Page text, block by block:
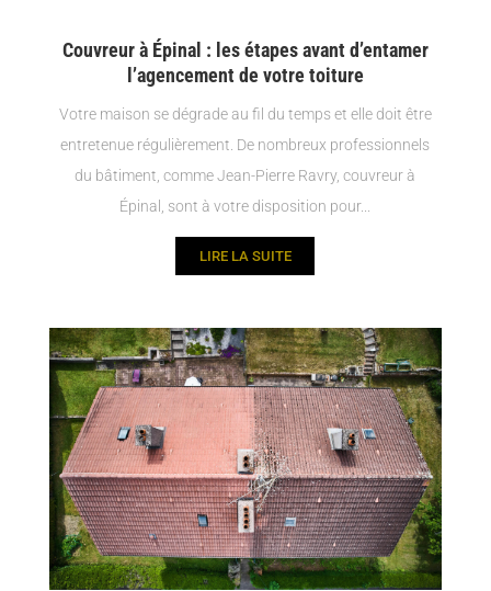
Couvreur à Épinal : les étapes avant d’entamer
l’agencement de votre toiture
Votre maison se dégrade au fil du temps et elle doit être
entretenue régulièrement. De nombreux professionnels
du bâtiment, comme Jean-Pierre Ravry, couvreur à
Épinal, sont à votre disposition pour...
LIRE LA SUITE